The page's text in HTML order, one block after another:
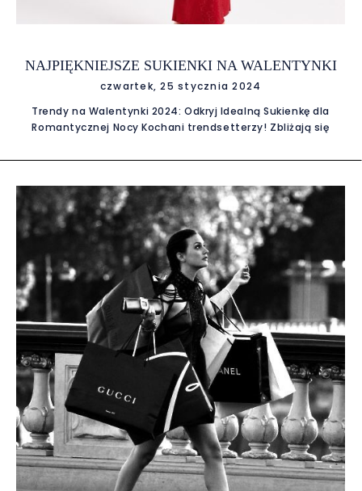
NAJPIĘKNIEJSZE SUKIENKI NA WALENTYNKI
czwartek, 25 stycznia 2024
Trendy na Walentynki 2024: Odkryj Idealną Sukienkę dla
Romantycznej Nocy Kochani trendsetterzy! Zbliżają się
Walentynki to klucz do stworzenia niezapomnianej
kilka fantastycznych propozycji, które z pewnością sprawią,
że Wasz wygląd będzie równie gorący, co miłość płonąca w
Waszych sercach. Czytajcie dalej, aby odkryć najgorętsze
trendy! Czerwone Pikantne Perfekcje: Nie ma chyba koloru
bardziej odpowiedniego na Walentynki niż intensywna
czerwień! W 2024 roku postaw na sukienkę w odcieniach
karmazynu, burgunda lub wiśni. Klasyczny fason z nutką
pikantności z pewnością rozbudzi zmysły i sprawi, że
stworzysz niesamowite wrażenie. Haftowane Romantyczne
Detale: W tym roku hafty wracają do łask! Wybierz sukienkę